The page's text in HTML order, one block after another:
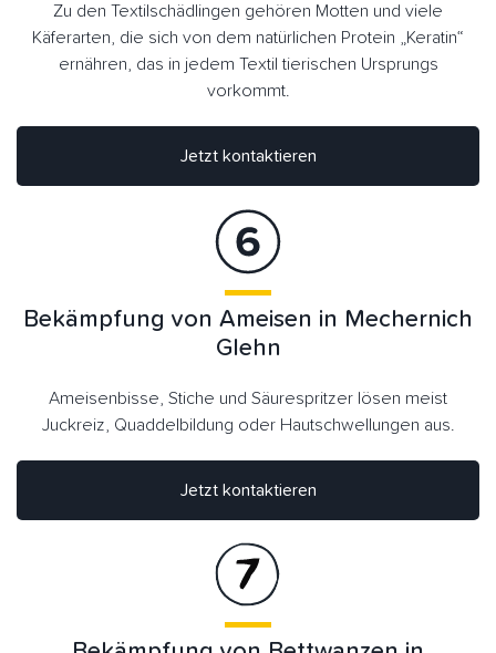
Zu den Textilschädlingen gehören Motten und viele
Käferarten, die sich von dem natürlichen Protein „Keratin“
ernähren, das in jedem Textil tierischen Ursprungs
vorkommt.
Jetzt kontaktieren
Jetzt kontaktieren
Bekämpfung von Ameisen in Mechernich
Glehn
Ameisenbisse, Stiche und Säurespritzer lösen meist
Juckreiz, Quaddelbildung oder Hautschwellungen aus.